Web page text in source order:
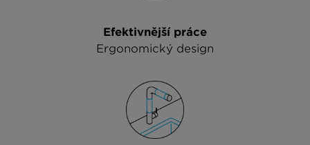
Efektivnější práce
Ergonomický design